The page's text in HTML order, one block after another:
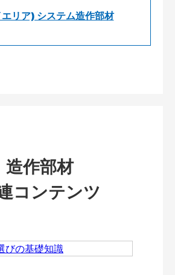
リア) システム造作部材
造作部材
コンテンツ